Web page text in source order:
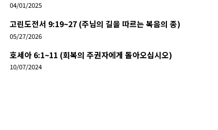
04/01/2025
고린도전서 9:19~27 (주님의 길을 따르는 복음의 종)
05/27/2026
호세아 6:1~11 (회복의 주권자에게 돌아오십시오)
10/07/2024